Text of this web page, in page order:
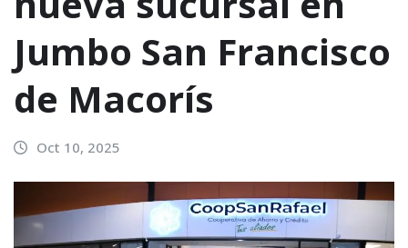
Jumbo San Francisco
de Macorís
Oct 10, 2025